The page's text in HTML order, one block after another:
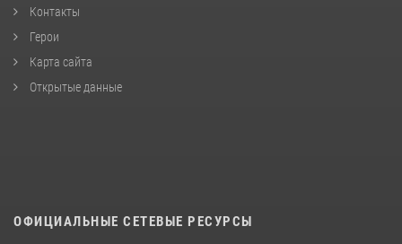
Контакты
Герои
Карта сайта
Открытые данные
ОФИЦИАЛЬНЫЕ СЕТЕВЫЕ РЕСУРСЫ